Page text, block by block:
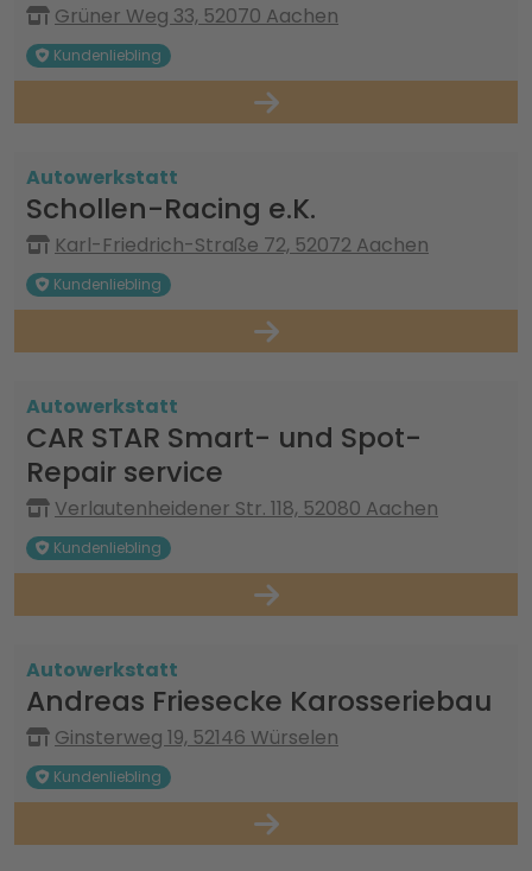
Grüner Weg 33, 52070 Aachen
Kundenliebling
Autowerkstatt
Schollen-Racing e.K.
Karl-Friedrich-Straße 72, 52072 Aachen
Kundenliebling
Autowerkstatt
CAR STAR Smart- und Spot-
Repair service
Verlautenheidener Str. 118, 52080 Aachen
Kundenliebling
Autowerkstatt
Andreas Friesecke Karosseriebau
Ginsterweg 19, 52146 Würselen
Kundenliebling